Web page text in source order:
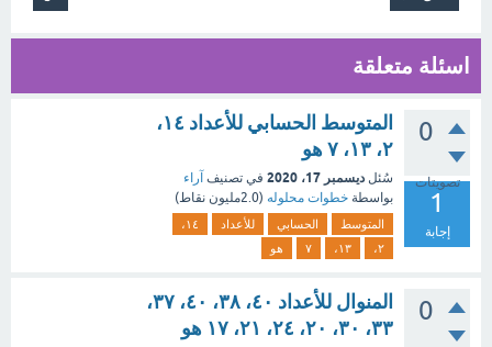
اسئلة متعلقة
0
تصويتات
1
إجابة
المتوسط الحسابي للأعداد ١٤،
٢، ١٣، ٧ هو
سُئل ديسمبر 17، 2020 في تصنيف آراء
بواسطة خطوات محلوله (2.0مليون نقاط)
المتوسط الحسابي للأعداد
١٤،
٢،
١٣، ٧ هو
0
المنوال للأعداد ٤٠، ٣٨، ٤٠، ٣٧،
٣٣، ٣٠، ٢٠، ٢٤، ٢١، ١٧ هو